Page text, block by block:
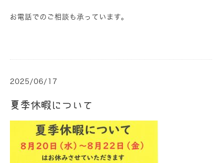
お電話でのご相談も承っています。
2025/06/17
夏季休暇について